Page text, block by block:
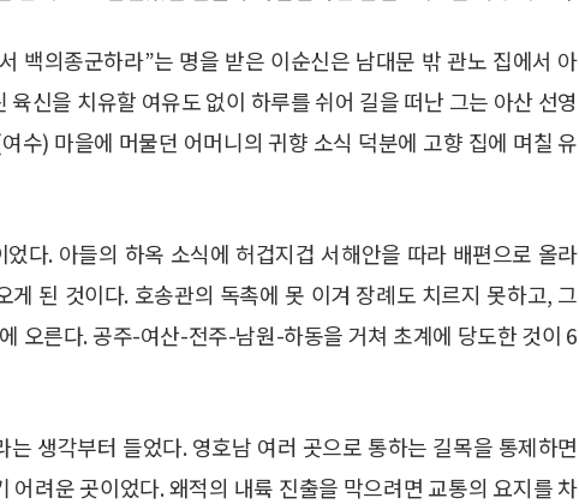
백의종군하라”는 명을 받은 이순신은 남대문 밖 관노 집에서 아
신을 치유할 여유도 없이 하루를 쉬어 길을 떠난 그는 아산 선영
수) 마을에 머물던 어머니의 귀향 소식 덕분에 고향 집에 며칠 유
다. 아들의 하옥 소식에 허겁지겁 서해안을 따라 배편으로 올라
된 것이다. 호송관의 독촉에 못 이겨 장례도 치르지 못하고, 그
오른다. 공주-여산-전주-남원-하동을 거쳐 초계에 당도한 것이 6
생각부터 들었다. 영호남 여러 곳으로 통하는 길목을 통제하면
어려운 곳이었다. 왜적의 내륙 진출을 막으려면 교통의 요지를 차